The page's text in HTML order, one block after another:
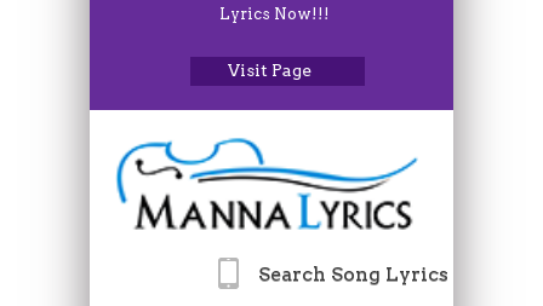
Lyrics Now!!!
Visit Page
Search Song Lyrics